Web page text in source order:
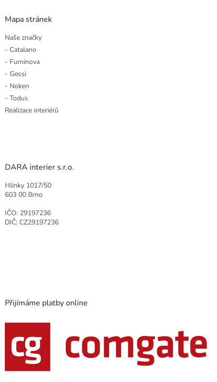
Mapa stránek
Naše značky
- Catalano
- Furninova
- Gessi
- Noken
- Todus
Realizace interiérů
DARA interier s.r.o.
Hlinky 1017/50
603 00 Brno
IČO: 29197236
DIČ: CZ29197236
Přijímáme platby online